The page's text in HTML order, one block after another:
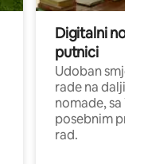
Digitalni
putnici
Udoban
rade na
nomade, sa
posebnim
rad.